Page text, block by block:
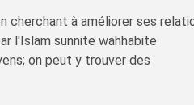
cherchant à améliorer ses
l'Islam sunnite wahhabite
on peut y trouver des